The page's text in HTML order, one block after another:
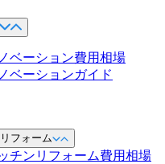
ベーション費用相場
ベーションガイド
フォーム
チンリフォーム費用相場